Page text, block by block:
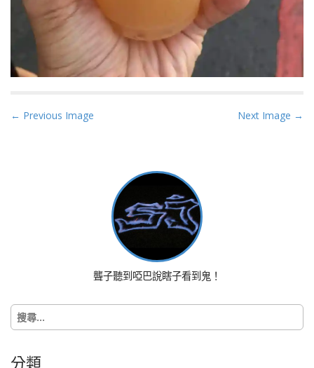
P
i
o
n
← Previous Image Next Image →
聾子聽到啞巴說瞎子看到鬼！
搜
尋
分類